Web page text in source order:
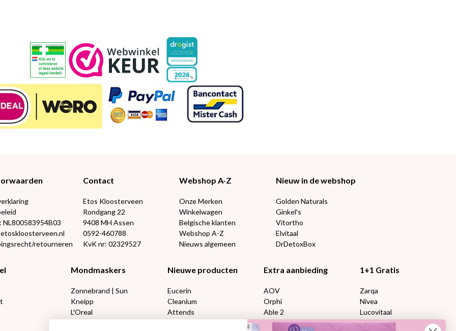
NL800583954B03
retourneren
Contact
Etos Kloosterveen
Rondgang 22
9408 MH Assen
0592-460788
KvK nr: 02329527
Webshop A-Z
Onze Merken
Winkelwagen
Belgische klanten
Webshop A-Z
Nieuws algemeen
Nieuw in de webshop
Golden Naturals
Ginkel's
Vitortho
Elvitaal
DrDetoxBox
Mondmaskers
Zonnebrand | Sun
Kneipp
L'Oreal
Nieuwe producten
Eucerin
Cleanium
Attends
Extra aanbieding
AOV
Orphi
Able 2
Florame
1+1 Gratis
Zarqa
Nivea
Lucovitaal
Kneipp